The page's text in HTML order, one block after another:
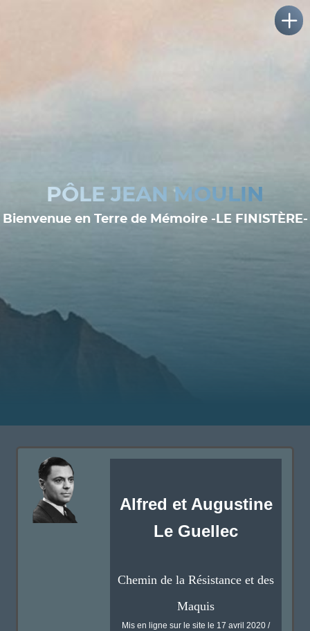
PÔLE JEAN MOULIN
Bienvenue en Terre de Mémoire -LE FINISTÈRE-
Alfred et Augustine
Le Guellec
Chemin de la Résistance et des
Maquis
Mis en ligne sur le site le 17 avril 2020 /